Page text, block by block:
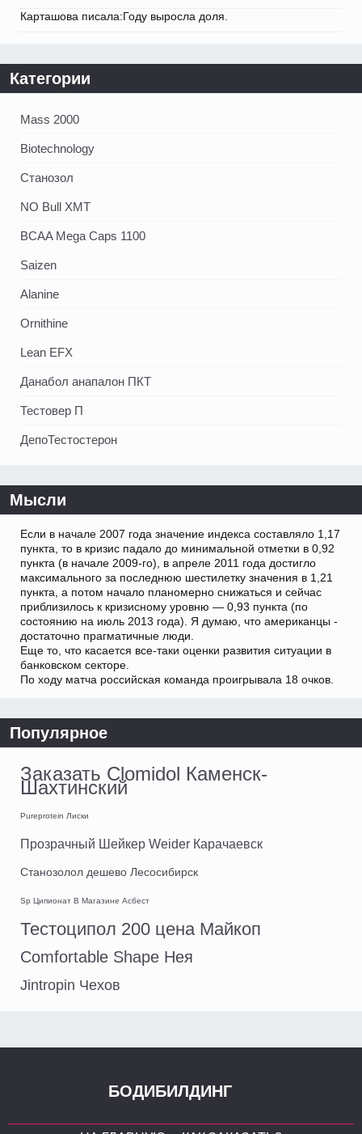
Карташова писала:Году выросла доля.
Категории
Mass 2000
Biotechnology
Станозол
NO Bull XMT
BCAA Mega Caps 1100
Saizen
Alanine
Ornithine
Lean EFX
Данабол анапалон ПКТ
Тестовер П
ДепоТестостерон
Мысли
Если в начале 2007 года значение индекса составляло 1,17
пункта, то в кризис падало до минимальной отметки в 0,92
пункта (в начале 2009-го), в апреле 2011 года достигло
максимального за последнюю шестилетку значения в 1,21
пункта, а потом начало планомерно снижаться и сейчас
приблизилось к кризисному уровню — 0,93 пункта (по
состоянию на июль 2013 года). Я думаю, что американцы -
достаточно прагматичные люди.
Еще то, что касается все-таки оценки развития ситуации в
банковском секторе.
По ходу матча российская команда проигрывала 18 очков.
Популярное
Заказать Clomidol Каменск-
Шахтинский
Pureprotein Лиски
Прозрачный Шейкер Weider Карачаевск
Станозолол дешево Лесосибирск
Sp Ципионат В Магазине Асбест
Тестоципол 200 цена Майкоп
Comfortable Shape Нея
Jintropin Чехов
БОДИБИЛДИНГ